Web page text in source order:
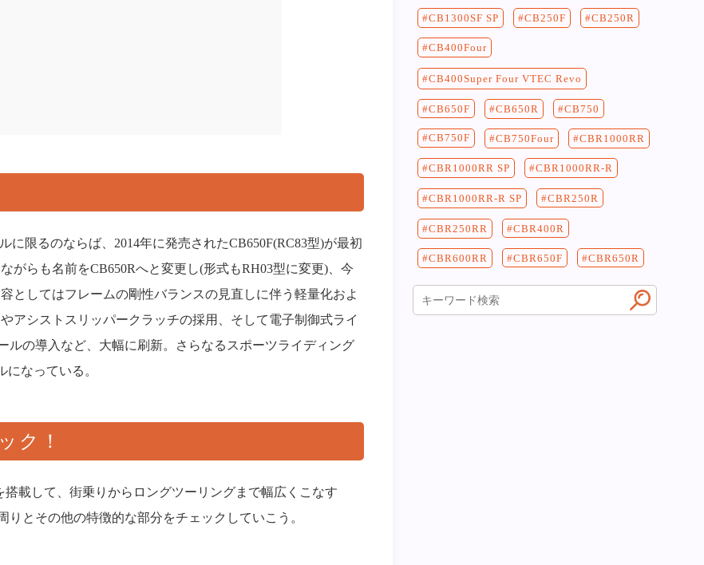
に限るのならば、2014年に発売されたCB650F(RC83型)が最初
がらも名前をCB650Rへと変更し(形式もRH03型に変更)、今
としてはフレームの剛性バランスの見直しに伴う軽量化およ
アシストスリッパークラッチの採用、そして電子制御式ライ
ルの導入など、大幅に刷新。さらなるスポーツライディング
なっている。
ク！
載して、街乗りからロングツーリングまで幅広くこなす
とその他の特徴的な部分をチェックしていこう。
CB1300SF SP CB250F CB250R
CB400Four
CB400Super Four VTEC Revo
CB650F CB650R CB750
CB750F CB750Four CBR1000RR
CBR1000RR SP CBR1000RR-R
CBR1000RR-R SP CBR250R
CBR250RR CBR400R
CBR600RR CBR650F CBR650R